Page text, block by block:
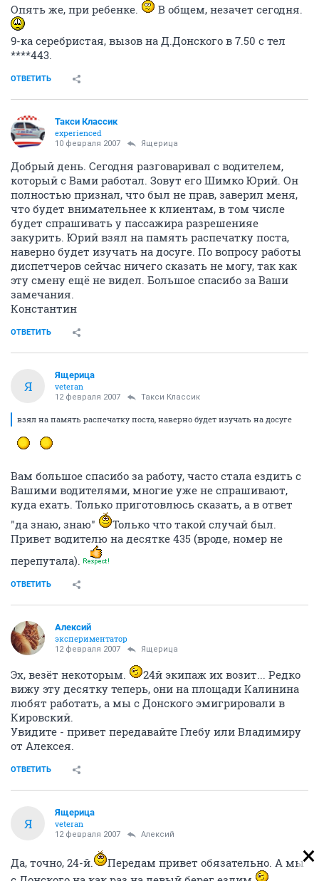
Опять же, при ребенке.
В общем, незачет сегодня.
9-ка серебристая, вызов на Д.Донского в 7.50 с тел
****443.
ОТВЕТИТЬ
Такси Классик
experienced
10 февраля 2007 Ящерица
Добрый день. Сегодня разговаривал с водителем,
который с Вами работал. Зовут его Шимко Юрий. Он
полностью признал, что был не прав, заверил меня,
что будет внимательнее к клиентам, в том числе
будет спрашивать у пассажира разрешенияе
закурить. Юрий взял на память распечатку поста,
наверно будет изучать на досуге. По вопросу работы
диспетчеров сейчас ничего сказать не могу, так как
эту смену ещё не видел. Большое спасибо за Ваши
замечания.
Константин
ОТВЕТИТЬ
Я
Ящерица
veteran
12 февраля 2007 Такси Классик
взял на память распечатку поста, наверно будет изучать на досуге
Вам большое спасибо за работу, часто стала ездить с
Вашими водителями, многие уже не спрашивают,
куда ехать. Только приготовлюсь сказать, а в ответ
"да знаю, знаю"
Только что такой случай был.
Привет водителю на десятке 435 (вроде, номер не
перепутала).
ОТВЕТИТЬ
Алексий
экспериментатор
12 февраля 2007 Ящерица
Эх, везёт некоторым.
24й экипаж их возит... Редко
вижу эту десятку теперь, они на площади Калинина
любят работать, а мы с Донского эмигрировали в
Кировский.
Увидите - привет передавайте Глебу или Владимиру
от Алексея.
ОТВЕТИТЬ
Я
Ящерица
veteran
12 февраля 2007 Алексий
Да, точно, 24-й.
Передам привет обязательно. А мы